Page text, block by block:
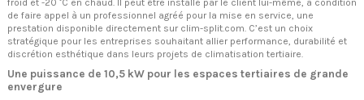
de faire appel à un professionnel agréé pour la mise en service, une
prestation disponible directement sur clim-split.com. C’est un choix
stratégique pour les entreprises souhaitant allier performance, durabilité et
discrétion esthétique dans leurs projets de climatisation tertiaire.
Une puissance de 10,5 kW pour les espaces tertiaires de grande
envergure